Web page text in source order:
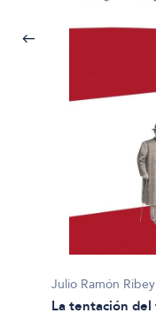
Julio Ramón
La tentación del